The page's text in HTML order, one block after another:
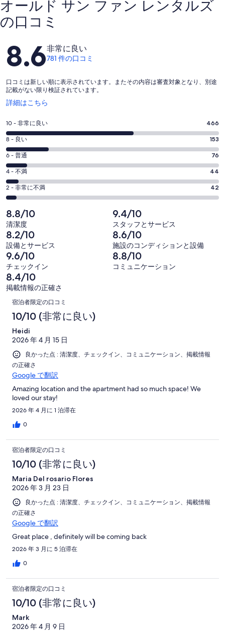
オールド サン ファン レンタルズ
の口コミ
口
コ
8.6非常に良い
781 件の口コミ
口コミは新しい順に表示されています。またその内容は審査対象となり、別途
記載がない限り検証されています。
詳細はこちら
新
い
ウ
ィ
ン
ド
ウ
で
開
く
評
価
10
-
781
件
の
口
コ
ミ
中
466
件
が
非
常
に
良
10 - 非常に良い 466
評
価
8
-
781
件
口
コ
ミ
中
153
件
が
良
い
8 - 良い 153
評
価
6
-
781
件
の
口
コ
ミ
中
76
件
が
6 - 普通 76
評
価
4
781
件
の
口
コ
ミ
中
44
件
が
満
4 - 不満 44
評
価
2
-
781
件
の
口
コ
ミ
中
42
が
非
常
に
不
満
2 - 非常に不満 42
8.8/10
清潔度
9.4/10
スタッフとサービス
8.2/10
設備とサービス
8.6/10
施設のコンディションと設備
9.6/10
チェックイン
8.8/10
コミュニケーション
8.4/10
掲載情報の正確さ
口
コ
ミ
宿泊者限定の口コミ
10/10 (非常に良い)
Heidi
2026 年 4 月 15 日
良かった点 : 清潔度、チェックイン、コミュニケーション、掲載情報
の正確さ
Google で翻訳
Amazing location and the apartment had so much space! We
loved our stay!
2026 年 4 月に 1 泊滞在
0
宿泊者限定の口コミ
10/10 (非常に良い)
Maria Del rosario Flores
2026 年 3 月 23 日
良かった点 : 清潔度、チェックイン、コミュニケーション、掲載情報
の正確さ
Google で翻訳
Great place , definitely will be coming back
2026 年 3 月に 5 泊滞在
0
宿泊者限定の口コミ
10/10 (非常に良い)
Mark
2026 年 4 月 9 日